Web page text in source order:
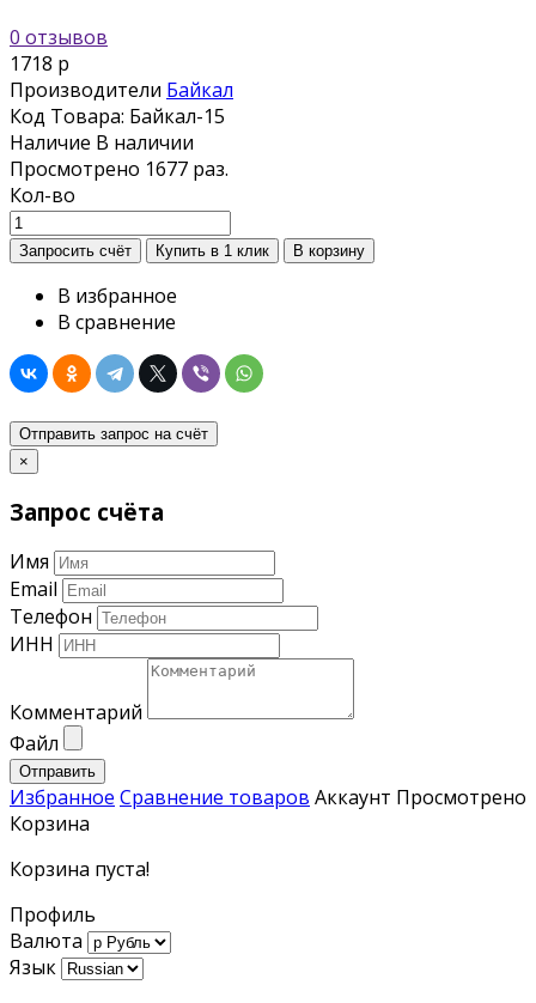
0 отзывов
1718 р
Производители Байкал
Код Товара: Байкал-15
Наличие В наличии
Просмотрено 1677 раз.
Кол-во
В избранное
В сравнение
Отправить запрос на счёт
×
Запрос счёта
Имя
Email
Телефон
ИНН
Комментарий
Файл
Отправить
Избранное Сравнение товаров Аккаунт Просмотрено
Корзина
Корзина пуста!
Профиль
Валюта
Язык